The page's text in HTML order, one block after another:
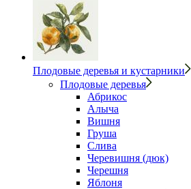
Плодовые деревья и кустарники
Плодовые деревья
Абрикос
Алыча
Вишня
Груша
Слива
Черевишня (дюк)
Черешня
Яблоня